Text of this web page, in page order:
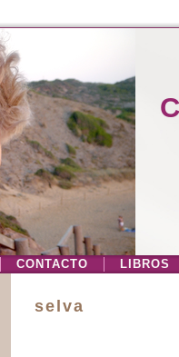
CONTACTO LIBROS
selva